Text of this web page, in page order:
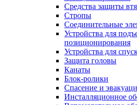
Средства защиты
Стропы
Соединительные
Устройства для
позиционирования
Устройства для
Защита головы
Канаты
Блок-ролики
Спасение и
Инсталляционное